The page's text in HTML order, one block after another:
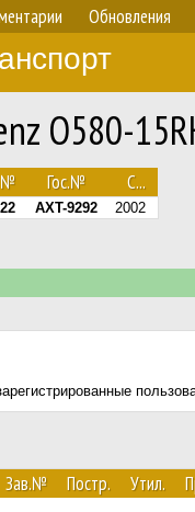
Обновления
O580-
№ Гос.№ С...
22 AXT-9292 2002
Зав.№ Постр. Утил.